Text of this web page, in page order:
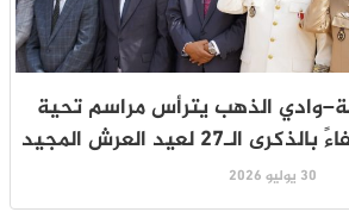
الذهب يترأس مراسم تحية
لعيد العرش المجيد
30 يوليو 2026